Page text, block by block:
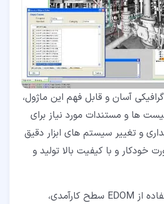
آسان و قابل فهم این ماژول،
ها و مستندات مورد نیاز برای
و تغییر سیستم های ابزار دقیق
خودکار و با کیفیت بالا تولید و
شما می توانید با استفاده از EDOM سطح کارآمدی،